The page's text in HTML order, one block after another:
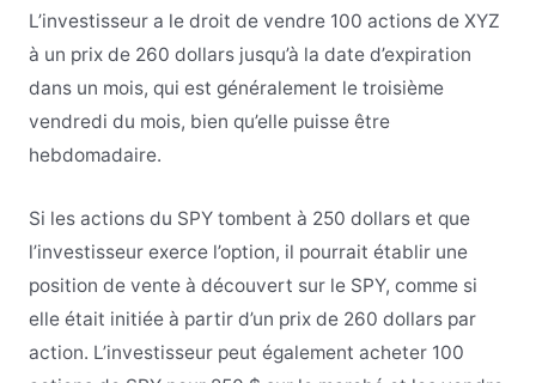
L’investisseur a le droit de vendre 100 actions de XYZ
à un prix de 260 dollars jusqu’à la date d’expiration
dans un mois, qui est généralement le troisième
vendredi du mois, bien qu’elle puisse être
hebdomadaire.
Si les actions du SPY tombent à 250 dollars et que
l’investisseur exerce l’option, il pourrait établir une
position de vente à découvert sur le SPY, comme si
elle était initiée à partir d’un prix de 260 dollars par
action. L’investisseur peut également acheter 100